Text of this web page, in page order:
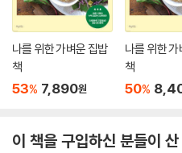
뽀빠이롤
소고기가 살아 있네
6. Chef 김풍
갸루상 케이크
와풍 주니어 버거
방송 조리 과정을 캡처 컷으로 담아
로 꼼꼼하게 캡처 및 수록, 순식간에
잡아 둔 듯 한 느낌을 얻을 수 있다.
한 컷 등을 골라 담아 캡처 컷만 보고
어떤 재료를 어떻게 손질해서 어느
나를 위한 가벼운 집밥
책
53% 7,890원
나를 위한
책
50%
이 책을 구입하신 분들이